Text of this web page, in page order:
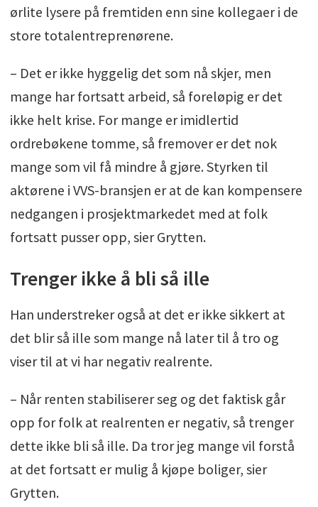
ørlite lysere på fremtiden enn sine kollegaer i de
store totalentreprenørene.
– Det er ikke hyggelig det som nå skjer, men
mange har fortsatt arbeid, så foreløpig er det
ikke helt krise. For mange er imidlertid
ordrebøkene tomme, så fremover er det nok
mange som vil få mindre å gjøre. Styrken til
aktørene i VVS-bransjen er at de kan kompensere
nedgangen i prosjektmarkedet med at folk
fortsatt pusser opp, sier Grytten.
Trenger ikke å bli så ille
Han understreker også at det er ikke sikkert at
det blir så ille som mange nå later til å tro og
viser til at vi har negativ realrente.
– Når renten stabiliserer seg og det faktisk går
opp for folk at realrenten er negativ, så trenger
dette ikke bli så ille. Da tror jeg mange vil forstå
at det fortsatt er mulig å kjøpe boliger, sier
Grytten.